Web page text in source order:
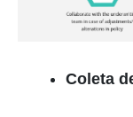
Coleta